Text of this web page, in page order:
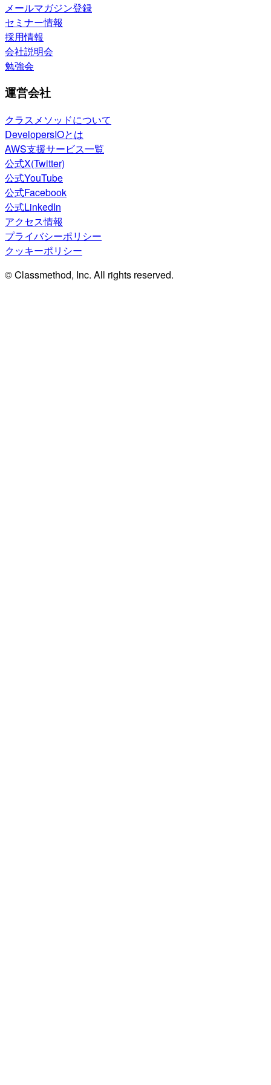
メールマガジン登録
セミナー情報
採用情報
会社説明会
勉強会
運営会社
クラスメソッドについて
DevelopersIOとは
AWS支援サービス一覧
公式X(Twitter)
公式YouTube
公式Facebook
公式LinkedIn
アクセス情報
プライバシーポリシー
クッキーポリシー
© Classmethod, Inc. All rights reserved.